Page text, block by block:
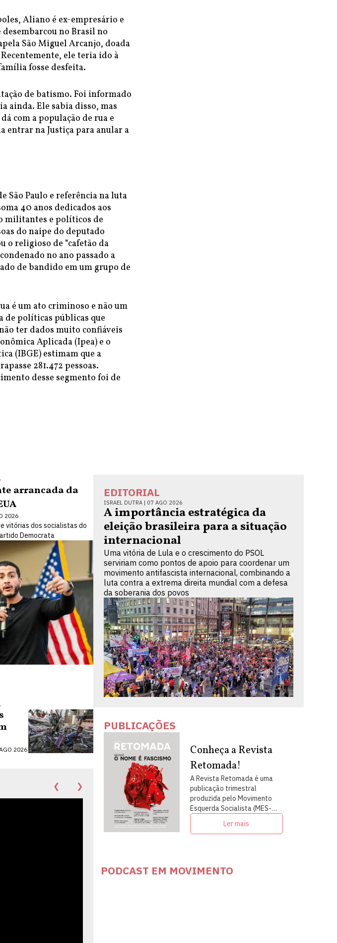
Aliano é ex-empresário e
no Brasil no
São Miguel Arcanjo, doada
ele teria ido à
fosse desfeita.
de batismo. Foi informado
ainda. Ele sabia disso, mas
com a população de rua e
entrar na Justiça para anular a
São Paulo e referência na luta
40 anos dedicados aos
militantes e políticos de
do naipe do deputado
o religioso de “cafetão da
no ano passado a
de bandido em um grupo de
é um ato criminoso e não um
de políticas públicas que
ter dados muito confiáveis
Aplicada (Ipea) e o
(IBGE) estimam que a
281.472 pessoas.
desse segmento foi de
arrancada da
2026
vitórias dos socialistas do
Democrata
2026
❮ ❯
EDITORIAL
ISRAEL DUTRA | 07 AGO 2026
A importância estratégica da
eleição brasileira para a situação
internacional
Uma vitória de Lula e o crescimento do PSOL
serviriam como pontos de apoio para coordenar um
movimento antifascista internacional, combinando a
luta contra a extrema direita mundial com a defesa
da soberania dos povos
PUBLICAÇÕES
Conheça a Revista
Retomada!
A Revista Retomada é uma
publicação trimestral
produzida pelo Movimento
Esquerda Socialista (MES-
intelectuais, militantes e
Ler mais
PODCAST EM MOVIMENTO